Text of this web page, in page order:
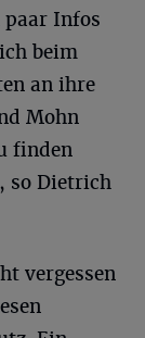
Infos
beim
an ihre
Mohn
finden
so Dietrich
vergessen